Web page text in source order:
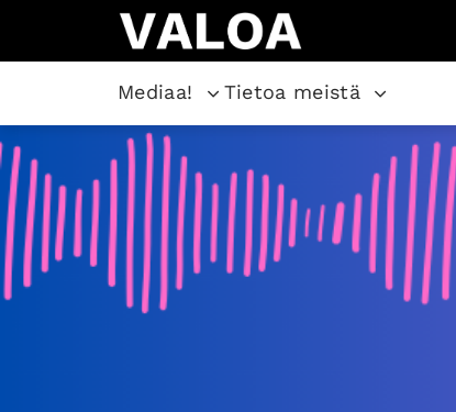
Mediaa! Tietoa meistä